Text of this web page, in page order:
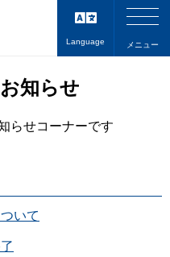
Language メニュー
知らせ
らせコーナーです
いて